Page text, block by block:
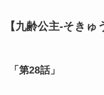
【九齢公主-そき
「第28話」